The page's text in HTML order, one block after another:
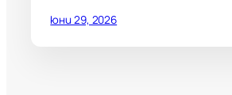
юни 29, 2026